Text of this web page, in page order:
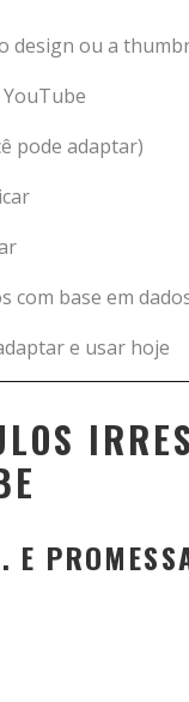
design ou a
pode adaptar)
com base em
e usar hoje